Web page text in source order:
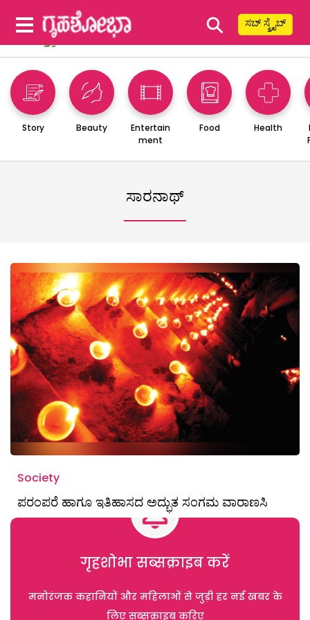
⚲ ಸಬ್ ಸ್ಕ್ರೈಬ್
Story Beauty
Entertain
ment
Food Health
ಸಾರನಾಥ್
Society
ಪರಂಪರೆ ಹಾಗೂ ಇತಿಹಾಸದ ಅದ್ಭುತ ಸಂಗಮ ವಾರಾಣಸಿ
गृहशोभा सब्सक्राइब करें
मनोरंजक कहानियों और महिलाओं से जुड़ी हर नई खबर के
लिए सब्सक्राइब करिए